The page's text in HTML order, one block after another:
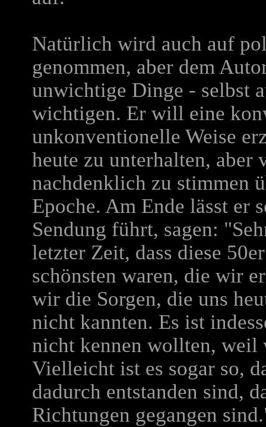
Natürlich wird auch auf
genommen, aber dem
unwichtige Dinge - selbst
wichtigen. Er will eine
unkonventionelle Weise
heute zu unterhalten, aber
nachdenklich zu stimmen
Epoche. Am Ende lässt er
Sendung führt, sagen:
letzter Zeit, dass diese
schönsten waren, die wir
wir die Sorgen, die uns
nicht kannten. Es ist
nicht kennen wollten, weil
Vielleicht ist es sogar so,
dadurch entstanden sind,
Richtungen gegangen